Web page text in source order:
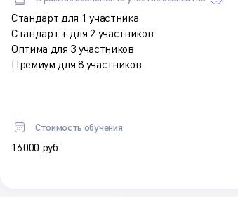
Стандарт для 1 участника
Стандарт + для 2 участников
Оптима для 3 участников
Премиум для 8 участников
Стоимость обучения
16 000 руб.